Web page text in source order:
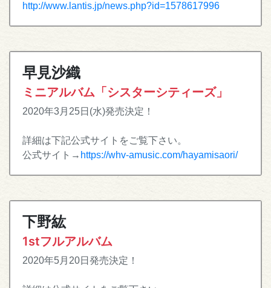
http://www.lantis.jp/news.php?id=1578617996
早見沙織
ミニアルバム「シスターシティーズ」
2020年3月25日(水)発売決定！
詳細は下記公式サイトをご覧下さい。
公式サイト→ https://whv-amusic.com/hayamisaori/
下野紘
1stフルアルバム
2020年5月20日発売決定！